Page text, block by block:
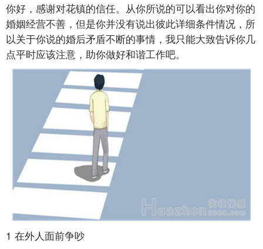
你好，感谢对花镇的信任。从你所说的可以看出你对你的
婚姻经营不善，但是你并没有说出彼此详细条件情况，所
以关于你说的婚后矛盾不断的事情，我只能大致告诉你几
点平时应该注意，助你做好和谐工作吧。
1 在外人面前争吵